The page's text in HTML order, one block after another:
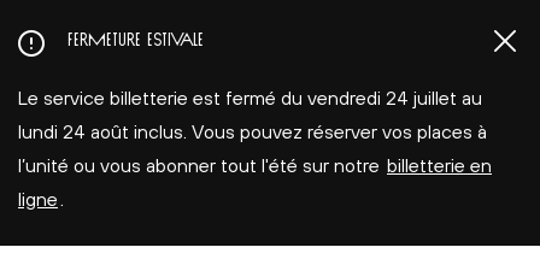
au
principal
FERMETURE ESTIVALE
Le service billetterie est fermé du vendredi 24 juillet au
lundi 24 août inclus. Vous pouvez réserver vos places à
l’unité ou vous abonner tout l'été sur notre billetterie en
ligne